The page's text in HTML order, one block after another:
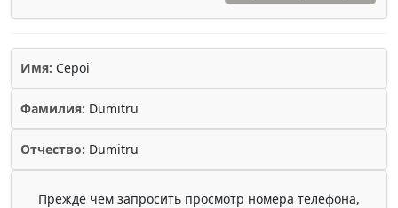
Имя: Cepoi
Фамилия: Dumitru
Отчество: Dumitru
Прежде чем запросить просмотр номера телефона,